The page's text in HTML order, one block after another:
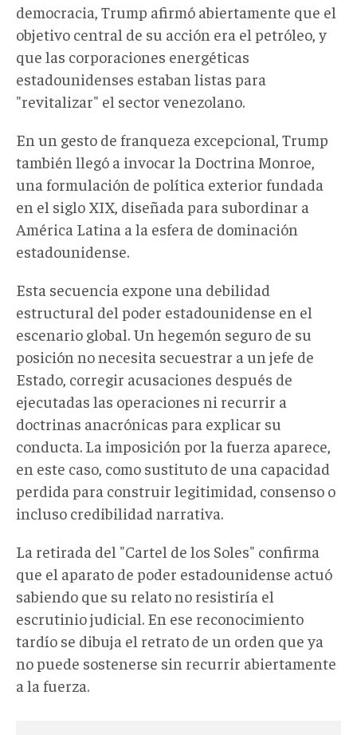
democracia, Trump afirmó abiertamente que el
objetivo central de su acción era el petróleo, y
que las corporaciones energéticas
estadounidenses estaban listas para
"revitalizar" el sector venezolano.
En un gesto de franqueza excepcional, Trump
también llegó a invocar la Doctrina Monroe,
una formulación de política exterior fundada
en el siglo XIX, diseñada para subordinar a
América Latina a la esfera de dominación
estadounidense.
Esta secuencia expone una debilidad
estructural del poder estadounidense en el
escenario global. Un hegemón seguro de su
posición no necesita secuestrar a un jefe de
Estado, corregir acusaciones después de
ejecutadas las operaciones ni recurrir a
doctrinas anacrónicas para explicar su
conducta. La imposición por la fuerza aparece,
en este caso, como sustituto de una capacidad
perdida para construir legitimidad, consenso o
incluso credibilidad narrativa.
La retirada del "Cartel de los Soles" confirma
que el aparato de poder estadounidense actuó
sabiendo que su relato no resistiría el
escrutinio judicial. En ese reconocimiento
tardío se dibuja el retrato de un orden que ya
no puede sostenerse sin recurrir abiertamente
a la fuerza.